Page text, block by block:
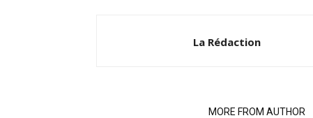
La Rédaction
MORE FROM AUTHOR